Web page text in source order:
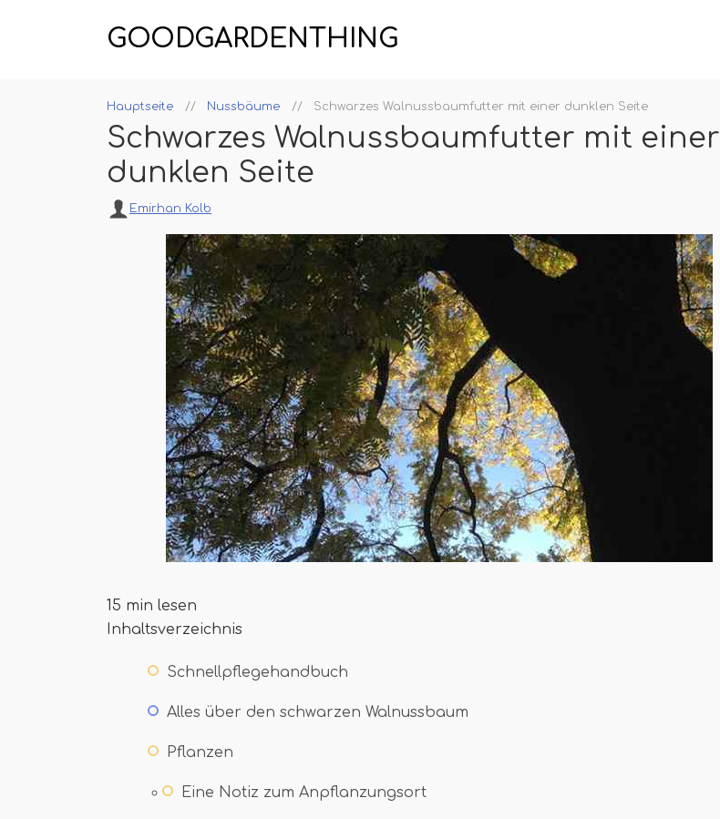
GOODGARDENTHING
Hauptseite Nussbäume Schwarzes Walnussbaumfutter mit einer dunklen Seite
Schwarzes Walnussbaumfutter mit einer
dunklen Seite
Emirhan Kolb
15 min lesen
Inhaltsverzeichnis
Schnellpflegehandbuch
Alles über den schwarzen Walnussbaum
Pflanzen
Eine Notiz zum Anpflanzungsort